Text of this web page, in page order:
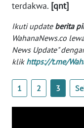
terdakwa. [qnt]
Ikuti update berita
WahanaNews.co
News Update"
klik https://t.me/
1 2 3
BERITA
KONTAK
KAMI
INFO
IKLAN